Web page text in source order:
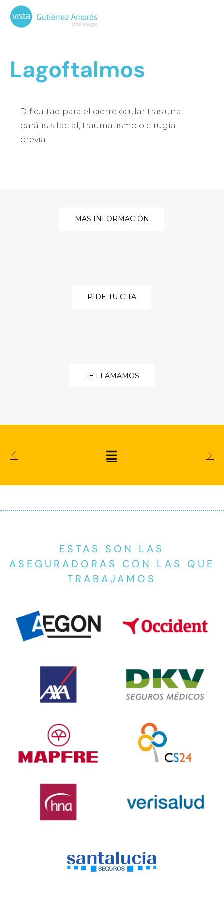
Lagoftalmos
Dificultad para el cierre ocular tras una
parálisis facial, traumatismo o cirugía
previa.
MAS INFORMACIÓN
PIDE TU CITA
TE LLAMAMOS
ESTAS SON LAS
ASEGURADORAS CON LAS QUE
TRABAJAMOS